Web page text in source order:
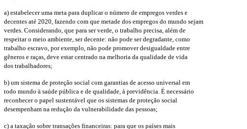
a) estabelecer uma meta para duplicar o número de empregos verdes e
decentes até 2020, fazendo com que metade dos empregos do mundo sejam
verdes. Considerando, que para ser verde, o trabalho precisa, além de
respeitar o meio ambiente, ser decente: não pode ser degradante, como
trabalho escravo, por exemplo, não pode promover desigualdade entre
gêneros e raças, deve estar centrado na melhoria da qualidade de vida
dos trabalhadores;
b) um sistema de proteção social com garantias de acesso universal em
todo mundo à saúde pública e de qualidade, à previdência. É necessário
reconhecer o papel sustentável que os sistemas de proteção social
desempenham na redução da vulnerabilidade das pessoas;
c) a taxação sobre transações financeiras: para que os países mais